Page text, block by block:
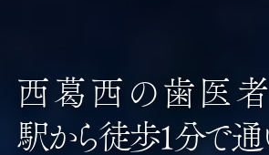
西葛西の歯医者
駅から徒歩1分で